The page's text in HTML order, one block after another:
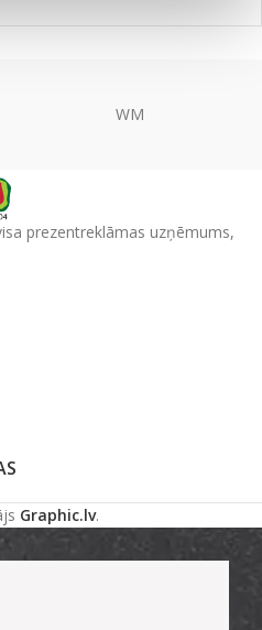
WM
prezentreklāmas uzņēmums,
Graphic.lv.